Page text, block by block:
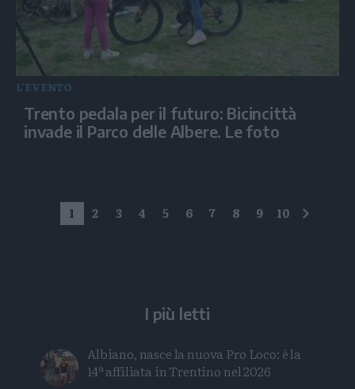
L'EVENTO
Trento pedala per il futuro: Bicincittà
invade il Parco delle Albere. Le foto
1 2 3 4 5 6 7 8 9 10
I più letti
Albiano, nasce la nuova Pro Loco: è la
14ª affiliata in Trentino nel 2026